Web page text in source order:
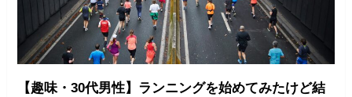
【趣味・30代男性】ランニングを始めてみたけど結